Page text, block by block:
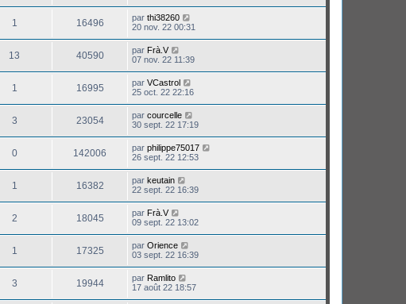
1 16496 par thi38260
20 nov. 22 00:31
13 40590 par Frà.V
07 nov. 22 11:39
1 16995 par VCastrol
25 oct. 22 22:16
3 23054 par courcelle
30 sept. 22 17:19
0 142006 par philippe75017
26 sept. 22 12:53
1 16382 par keutain
22 sept. 22 16:39
2 18045 par Frà.V
09 sept. 22 13:02
1 17325 par Orience
03 sept. 22 16:39
3 19944 par Ramlito
17 août 22 18:57